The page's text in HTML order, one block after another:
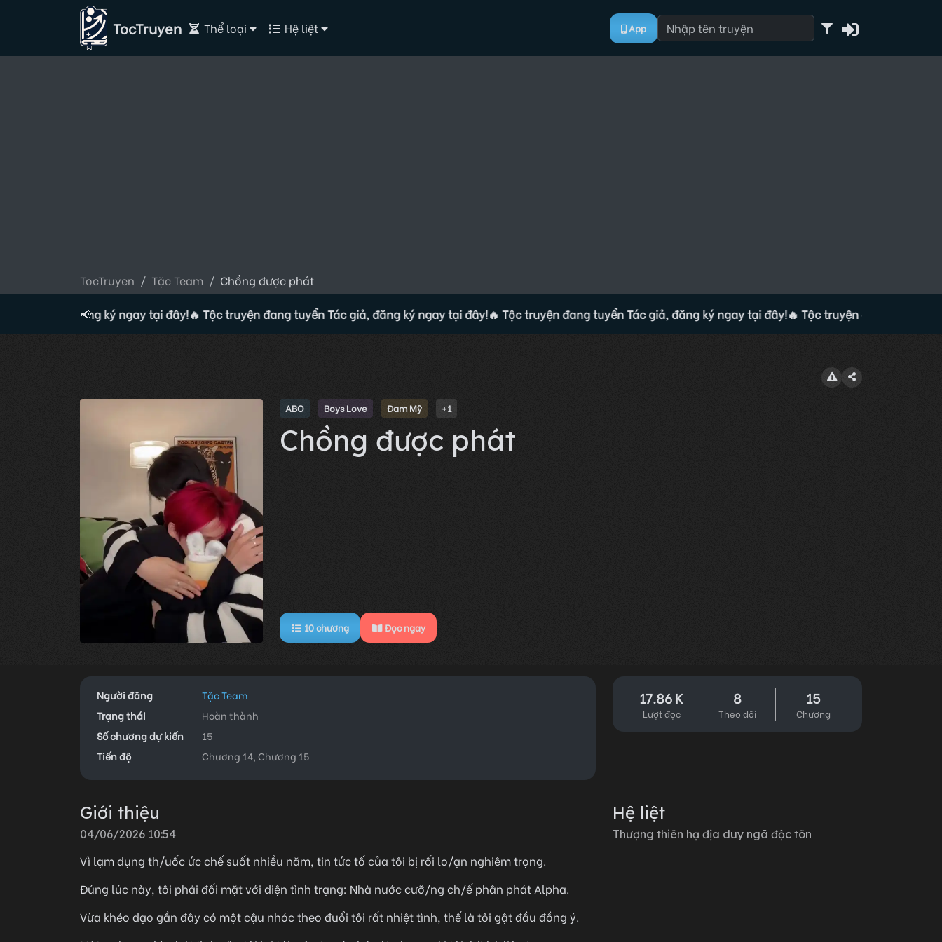
TocTruyen Thể loại Hệ liệt App
TocTruyen Tặc Team Chồng được phát
📢
giả, đăng ký ngay tại đây!🔥 Tộc truyện đang tuyển Tác giả, đăng ký ngay tại đây!🔥 Tộc truyện đang tuyển Tác giả, đăng ký ngay tại đây!🔥 Tộc truyện đang tuyển Tác giả,
ABO Boys Love Đam Mỹ +1
Chồng được phát
10chương Đọc ngay
Người đăng
Tặc Team
Trạng thái
Hoàn thành
Số chương dự kiến
15
Tiến độ
Chương 14, Chương 15
17.86 K
Lượt đọc
8
Theo dõi
15
Chương
Giới thiệu
04/06/2026 10:54
Vì lạm dụng th/uốc ức chế suốt nhiều năm, tin tức tố của tôi bị rối lo/ạn nghiêm trọng.
Đúng lúc này, tôi phải đối mặt với diện tình trạng: Nhà nước cưỡ/ng ch/ế phân phát Alpha.
Vừa khéo dạo gần đây có một cậu nhóc theo đuổi tôi rất nhiệt tình, thế là tôi gật đầu đồng ý.
Hệ liệt
Thượng thiên hạ địa duy ngã độc tôn